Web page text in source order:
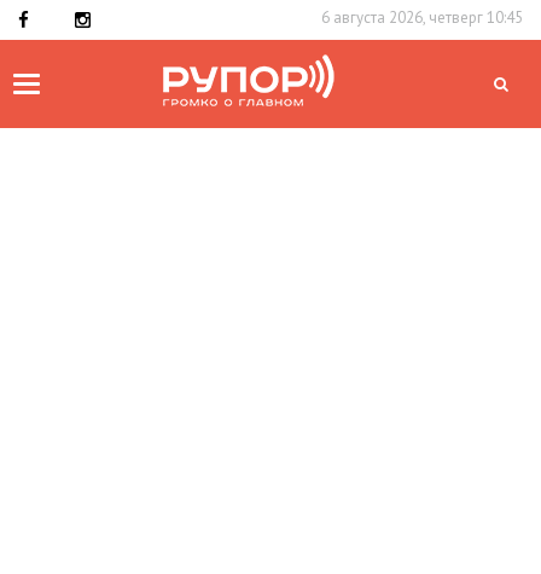
6 августа 2026, четверг 10:45
Toggle